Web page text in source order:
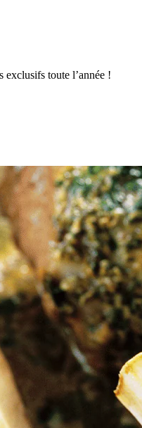
exclusifs toute l’année !